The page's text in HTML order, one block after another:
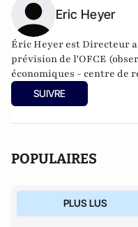
Eric Heyer
Éric Heyer est Directeur
prévision de l'OFCE
économiques - centre de
Po).
SUIVRE
POPULAIRES
PLUS LUS